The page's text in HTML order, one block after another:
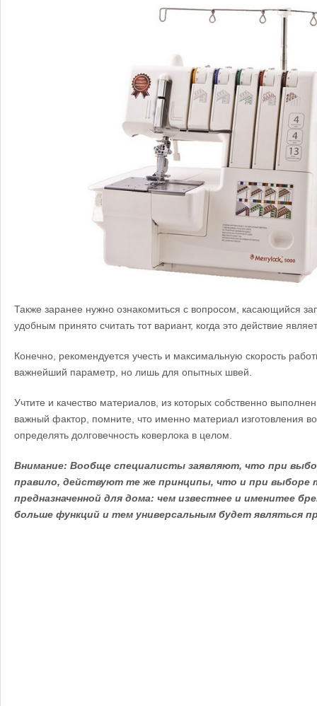
Также заранее нужно ознакомиться с вопросом, касающийся
удобным принято считать тот вариант, когда это действие
Конечно, рекомендуется учесть и максимальную скорость
важнейший параметр, но лишь для опытных швей.
Учтите и качество материалов, из которых собственно
важный фактор, помните, что именно материал изготовления
определять долговечность коверлока в целом.
Внимание: Вообще специалисты заявляют, что при
правило, действуют те же принципы, что и при выборе
предназначенной для дома: чем известнее и именитее
больше функций и тем универсальным будет являться